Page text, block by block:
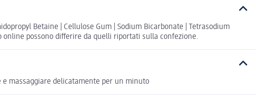
Betaine | Cellulose Gum | Sodium Bicarbonate | Tetrasodium
online possono differire da quelli riportati sulla confezione.
massaggiare delicatamente per un minuto